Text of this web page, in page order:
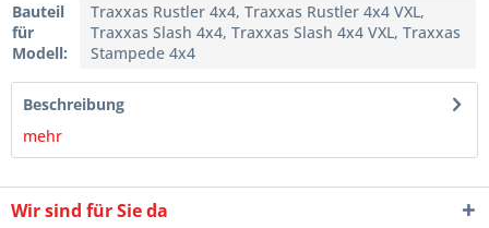
Bauteil
für
Modell:
Traxxas Rustler 4x4, Traxxas Rustler 4x4 VXL,
Traxxas Slash 4x4, Traxxas Slash 4x4 VXL, Traxxas
Stampede 4x4
Beschreibung
mehr
Wir sind für Sie da